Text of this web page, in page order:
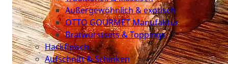
Außergewöhnlich & exotisch
OTTO GOURMET Manufaktur
Bratwurstsets & Toppings
Hackfleisch
Aufschnitt & Schinken